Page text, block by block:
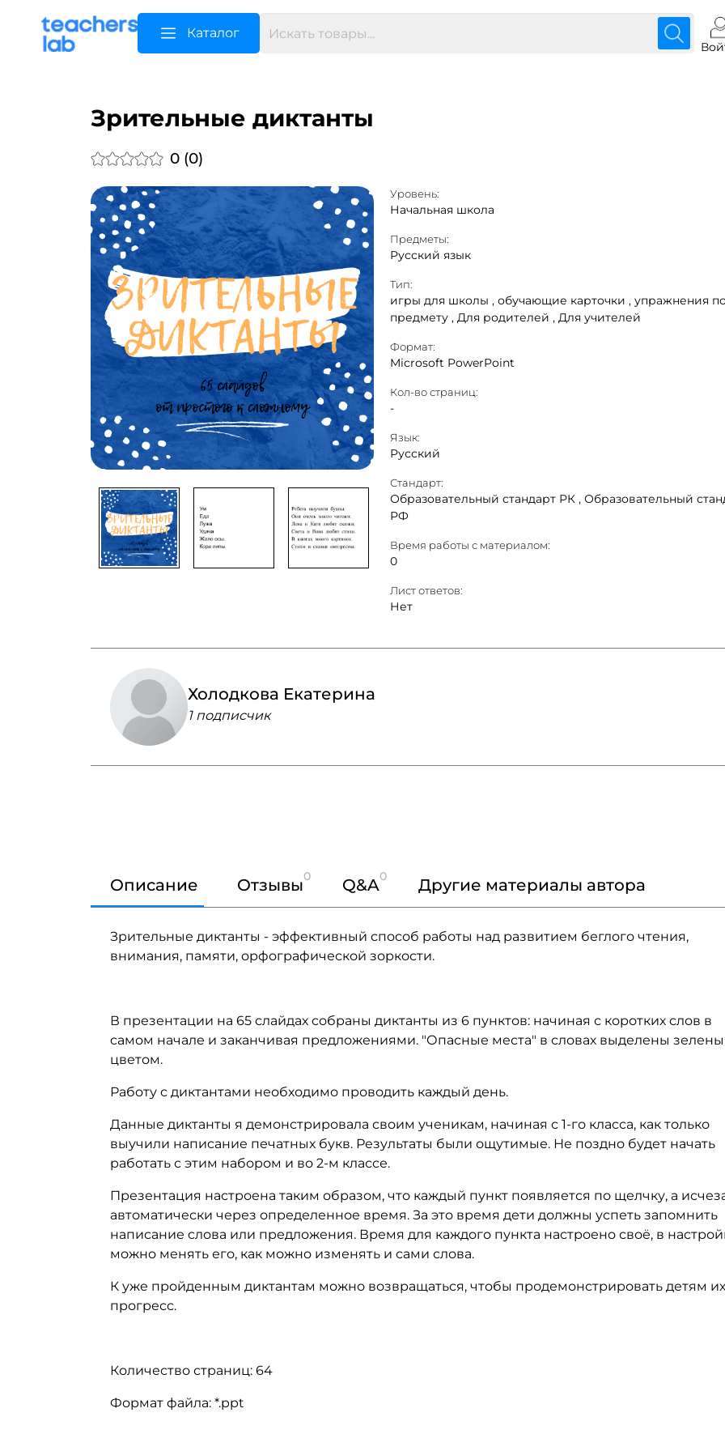
Каталог
Зрительные диктанты
0 (0)
Уровень:
Начальная школа
Предметы:
Русский язык
Тип:
игры для школы , обучающие карточки , упражнения
предмету , Для родителей , Для учителей
Формат:
Microsoft PowerPoint
Кол-во страниц:
-
Язык:
Русский
Стандарт:
Образовательный стандарт РК , Образовательный
РФ
Время работы с материалом:
0
Лист ответов:
Нет
Холодкова Екатерина
1 подписчик
Описание Отзывы0 Q&A0 Другие материалы автора
Зрительные диктанты - эффективный способ работы над развитием беглого чтения,
внимания, памяти, орфографической зоркости.
В презентации на 65 слайдах собраны диктанты из 6 пунктов: начиная с коротких слов в
самом начале и заканчивая предложениями. "Опасные места" в словах выделены
цветом.
Работу с диктантами необходимо проводить каждый день.
Данные диктанты я демонстрировала своим ученикам, начиная с 1-го класса, как только
выучили написание печатных букв. Результаты были ощутимые. Не поздно будет начать
работать с этим набором и во 2-м классе.
Презентация настроена таким образом, что каждый пункт появляется по щелчку, а
автоматически через определенное время. За это время дети должны успеть запомнить
написание слова или предложения. Время для каждого пункта настроено своё, в
можно менять его, как можно изменять и сами слова.
К уже пройденным диктантам можно возвращаться, чтобы продемонстрировать детям их
прогресс.
Количество страниц: 64
Формат файла: *.ppt